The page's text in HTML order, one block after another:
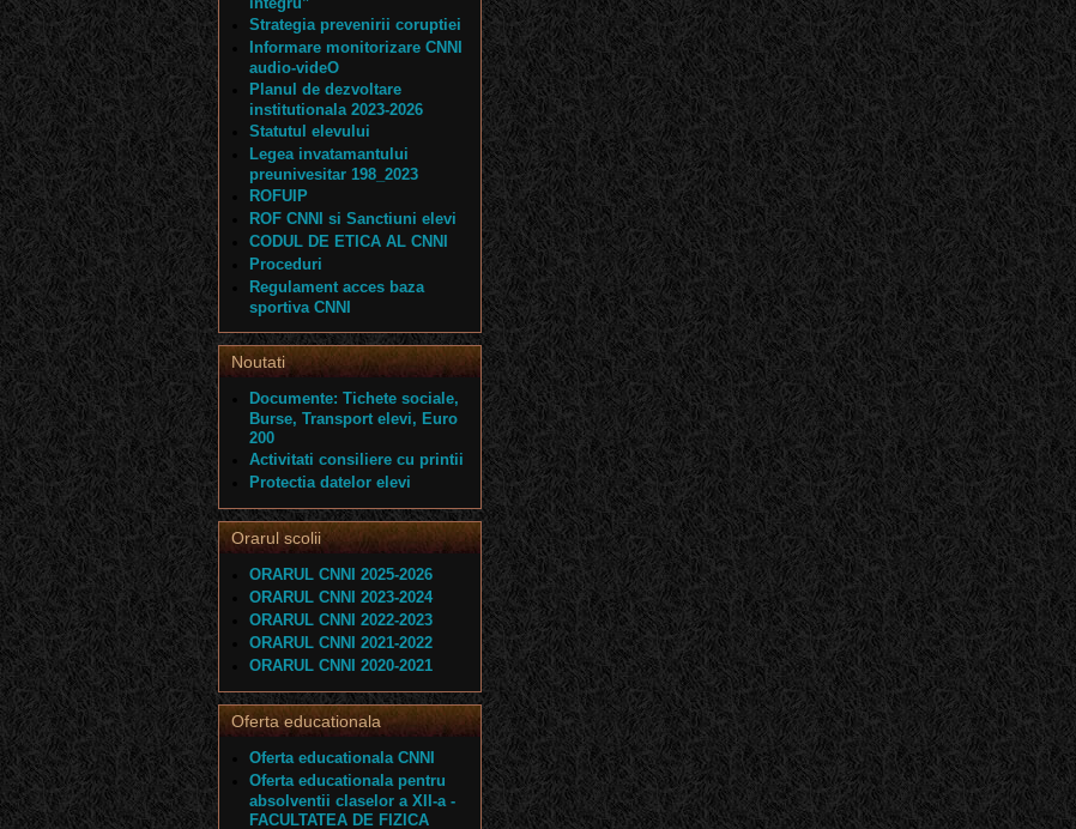
Strategia prevenirii coruptiei
Informare monitorizare CNNI
audio-videO
Planul de dezvoltare
institutionala 2023-2026
Statutul elevului
Legea invatamantului
preunivesitar 198_2023
ROFUIP
ROF CNNI si Sanctiuni elevi
CODUL DE ETICA AL CNNI
Proceduri
Regulament acces baza
sportiva CNNI
Noutati
Documente: Tichete sociale,
Burse, Transport elevi, Euro
200
Activitati consiliere cu printii
Protectia datelor elevi
Orarul scolii
ORARUL CNNI 2025-2026
ORARUL CNNI 2023-2024
ORARUL CNNI 2022-2023
ORARUL CNNI 2021-2022
ORARUL CNNI 2020-2021
Oferta educationala
Oferta educationala CNNI
Oferta educationala pentru
absolventii claselor a XII-a -
FACULTATEA DE FIZICA